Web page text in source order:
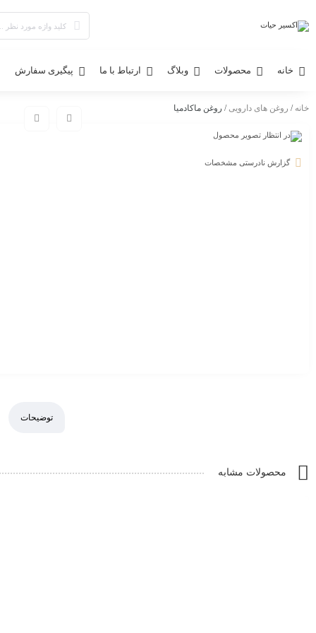
خانه محصولات وبلاگ ارتباط با ما پیگیری سفارش
خانه / روغن های دارویی / روغن ماکادمیا
گزارش نادرستی مشخصات
توضیحات
محصولات مشابه